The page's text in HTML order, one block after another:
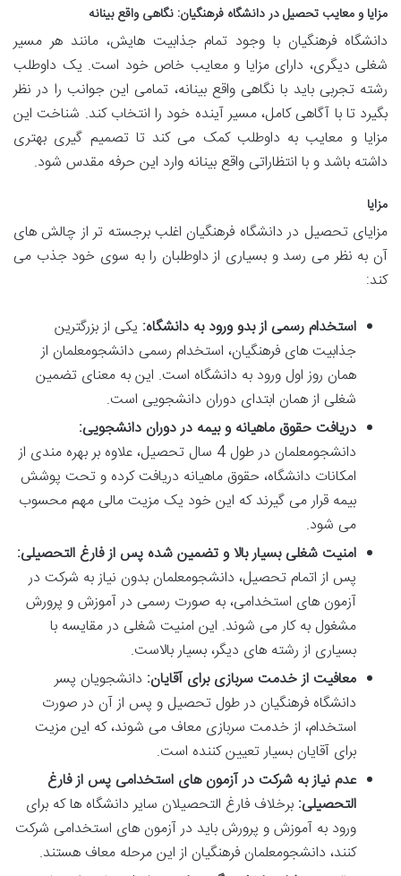
مزایا و معایب تحصیل در دانشگاه فرهنگیان: نگاهی واقع بینانه
دانشگاه فرهنگیان با وجود تمام جذابیت هایش، مانند هر مسیر
شغلی دیگری، دارای مزایا و معایب خاص خود است. یک داوطلب
رشته تجربی باید با نگاهی واقع بینانه، تمامی این جوانب را در نظر
بگیرد تا با آگاهی کامل، مسیر آینده خود را انتخاب کند. شناخت این
مزایا و معایب به داوطلب کمک می کند تا تصمیم گیری بهتری
داشته باشد و با انتظاراتی واقع بینانه وارد این حرفه مقدس شود.
مزایا
مزایای تحصیل در دانشگاه فرهنگیان اغلب برجسته تر از چالش های
آن به نظر می رسد و بسیاری از داوطلبان را به سوی خود جذب می
کند:
استخدام رسمی از بدو ورود به دانشگاه: یکی از بزرگترین
جذابیت های فرهنگیان، استخدام رسمی دانشجومعلمان از
همان روز اول ورود به دانشگاه است. این به معنای تضمین
شغلی از همان ابتدای دوران دانشجویی است.
دریافت حقوق ماهیانه و بیمه در دوران دانشجویی:
دانشجومعلمان در طول 4 سال تحصیل، علاوه بر بهره مندی از
امکانات دانشگاه، حقوق ماهیانه دریافت کرده و تحت پوشش
بیمه قرار می گیرند که این خود یک مزیت مالی مهم محسوب
می شود.
امنیت شغلی بسیار بالا و تضمین شده پس از فارغ التحصیلی:
پس از اتمام تحصیل، دانشجومعلمان بدون نیاز به شرکت در
آزمون های استخدامی، به صورت رسمی در آموزش و پرورش
مشغول به کار می شوند. این امنیت شغلی در مقایسه با
بسیاری از رشته های دیگر، بسیار بالاست.
معافیت از خدمت سربازی برای آقایان: دانشجویان پسر
دانشگاه فرهنگیان در طول تحصیل و پس از آن در صورت
استخدام، از خدمت سربازی معاف می شوند، که این مزیت
برای آقایان بسیار تعیین کننده است.
عدم نیاز به شرکت در آزمون های استخدامی پس از فارغ
التحصیلی: برخلاف فارغ التحصیلان سایر دانشگاه ها که برای
ورود به آموزش و پرورش باید در آزمون های استخدامی شرکت
کنند، دانشجومعلمان فرهنگیان از این مرحله معاف هستند.